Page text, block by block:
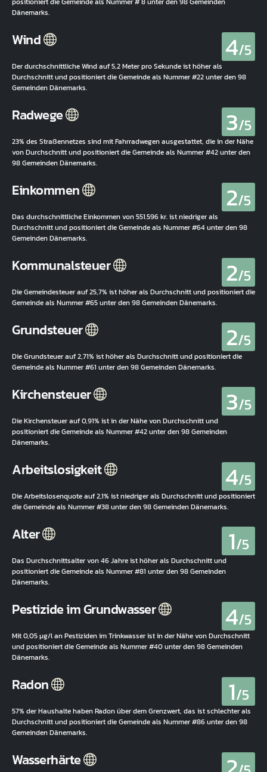
Dänemarks.
Wind 4/5
Der durchschnittliche Wind auf 5,2 Meter pro Sekunde ist höher als
Durchschnitt und positioniert die Gemeinde als Nummer #22 unter den 98
Gemeinden Dänemarks.
Radwege 3/5
23% des Straßennetzes sind mit Fahrradwegen ausgestattet, die in der Nähe
von Durchschnitt und positioniert die Gemeinde als Nummer #42 unter den
98 Gemeinden Dänemarks.
Einkommen 2/5
Das durchschnittliche Einkommen von 551.596 kr. ist niedriger als
Durchschnitt und positioniert die Gemeinde als Nummer #64 unter den 98
Gemeinden Dänemarks.
Kommunalsteuer 2/5
Die Gemeindesteuer auf 25,7% ist höher als Durchschnitt und positioniert die
Gemeinde als Nummer #65 unter den 98 Gemeinden Dänemarks.
Grundsteuer 2/5
Die Grundsteuer auf 2,71% ist höher als Durchschnitt und positioniert die
Gemeinde als Nummer #61 unter den 98 Gemeinden Dänemarks.
Kirchensteuer 3/5
Die Kirchensteuer auf 0,91% ist in der Nähe von Durchschnitt und
positioniert die Gemeinde als Nummer #42 unter den 98 Gemeinden
Dänemarks.
Arbeitslosigkeit 4/5
Die Arbeitslosenquote auf 2,1% ist niedriger als Durchschnitt und positioniert
die Gemeinde als Nummer #38 unter den 98 Gemeinden Dänemarks.
Alter 1/5
Das Durchschnittsalter von 46 Jahre ist höher als Durchschnitt und
positioniert die Gemeinde als Nummer #81 unter den 98 Gemeinden
Dänemarks.
Pestizide im Grundwasser 4/5
Mit 0,05 µg/l an Pestiziden im Trinkwasser ist in der Nähe von Durchschnitt
und positioniert die Gemeinde als Nummer #40 unter den 98 Gemeinden
Dänemarks.
Radon 1/5
57% der Haushalte haben Radon über dem Grenzwert, das ist schlechter als
Durchschnitt und positioniert die Gemeinde als Nummer #86 unter den 98
Gemeinden Dänemarks.
Wasserhärte